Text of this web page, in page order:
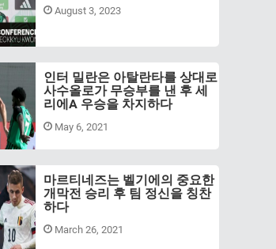
August 3, 2023
인터 밀란은 아탈란타를 상대로
사수올로가 무승부를 낸 후 세
리에A 우승을 차지하다
May 6, 2021
마르티네즈는 벨기에의 중요한
개막전 승리 후 팀 정신을 칭찬
하다
March 26, 2021